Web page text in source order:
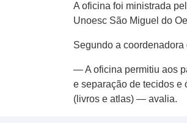
A oficina foi ministrada
Unoesc São Miguel do
Segundo a
— A oficina permitiu aos
e separação de tecidos e
(livros e atlas) — avalia.